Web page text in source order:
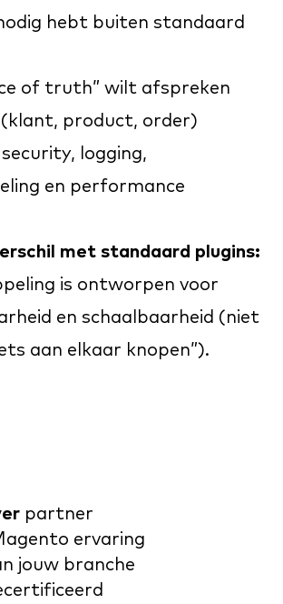
hebt buiten standaard
of truth” wilt afspreken
(klant, product, order)
logging,
en performance
met standaard plugins:
is ontworpen voor
en schaalbaarheid (niet
aan elkaar knopen”).
partner
ervaring
jouw branche